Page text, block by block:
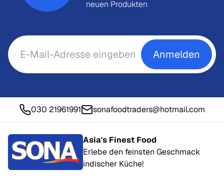
neuen Produkten
Anmelden
030 21961991 sonafoodtraders@hotmail.com
Asia's Finest Food
Erlebe den feinsten Geschmack
indischer Küche!